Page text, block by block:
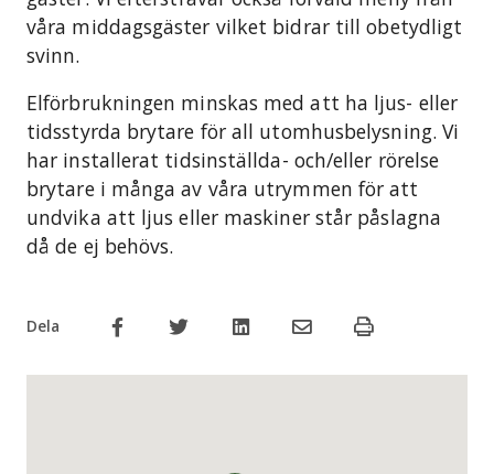
våra middagsgäster vilket bidrar till obetydligt
svinn.
Elförbrukningen minskas med att ha ljus- eller
tidsstyrda brytare för all utomhusbelysning. Vi
har installerat tidsinställda- och/eller rörelse
brytare i många av våra utrymmen för att
undvika att ljus eller maskiner står påslagna
då de ej behövs.
Dela